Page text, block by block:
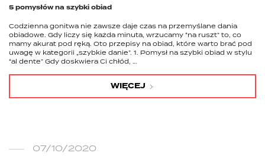
5 pomysłów na szybki obiad
Codzienna gonitwa nie zawsze daje czas na przemyślane dania
obiadowe. Gdy liczy się każda minuta, wrzucamy “na ruszt” to, co
mamy akurat pod ręką. Oto przepisy na obiad, które warto brać pod
uwagę w kategorii „szybkie danie”. 1. Pomysł na szybki obiad w stylu
“al dente” Gdy doskwiera Ci chłód, …
WIĘCEJ
07/10/2020